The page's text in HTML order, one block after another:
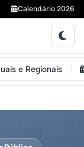
Calendário 2026
e Regionais